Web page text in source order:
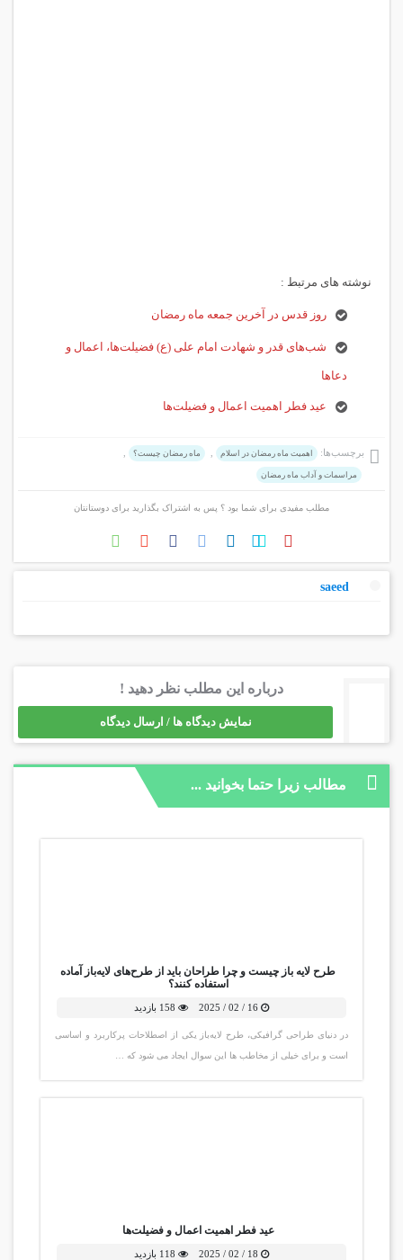
نوشته های مرتبط :
روز قدس در آخرین جمعه ماه رمضان
شب‌های قدر و شهادت امام علی (ع) فضیلت‌ها، اعمال و
دعاها
عید فطر اهمیت اعمال و فضیلت‌ها
برچسب‌ها: اهمیت ماه رمضان در اسلام ماه رمضان چیست؟
مراسمات و آداب ماه رمضان
مطلب مفیدی برای شما بود ؟ پس به اشتراک بگذارید برای دوستانتان
saeed
درباره این مطلب نظر دهید !
نمایش دیدگاه ها / ارسال دیدگاه
مطالب زیرا حتما بخوانید ...
طرح لایه باز چیست و چرا طراحان باید از طرح‌های لایه‌باز آماده
استفاده کنند؟
16 / 02 / 2025
در دنیای طراحی گرافیکی، طرح لایه‌باز یکی از اصطلاحات پرکاربرد و اساسی
است و برای خیلی از مخاطب ها این سوال ایجاد می شود که …
عید فطر اهمیت اعمال و فضیلت‌ها
18 / 02 / 2025